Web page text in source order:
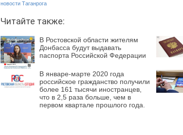
новости Таганрога
Читайте также:
В Ростовской области жителям
Донбасса будут выдавать
паспорта Российской Федерации
В январе-марте 2020 года
российское гражданство получили
более 161 тысячи иностранцев,
что в 2,5 раза больше, чем в
первом квартале прошлого года.